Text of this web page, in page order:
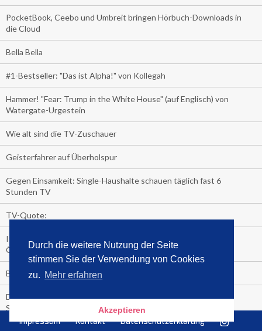
Durch die weitere Nutzung der Seite
stimmen Sie der Verwendung von Cookies
zu. Mehr erfahren
Akzeptieren
PocketBook, Ceebo und Umbreit bringen Hörbuch-Downloads in
die Cloud
Bella Bella
#1-Bestseller: "Das ist Alpha!" von Kollegah
Hammer! "Fear: Trump in the White House" (auf Englisch) von
Watergate-Urgestein
Wie alt sind die TV-Zuschauer
Geisterfahrer auf Überholspur
Gegen Einsamkeit: Single-Haushalte schauen täglich fast 6
Stunden TV
TV-Quote:
Italienisches Kochbuch schießt auf Nummer 1 in Deutschland,
Österreich und Schweiz
Blick in die Garage der TV-Dauerglotzer
Die Deutschen investieren, während die Österreicher und
Schweizer noch nachdenken, wie sie reich werden.
Impressum Kontakt Datenschutzerklärung